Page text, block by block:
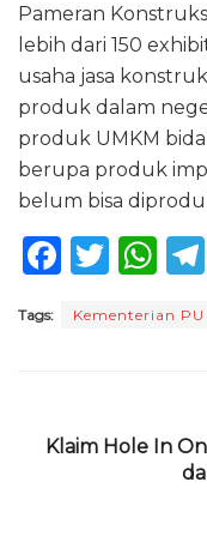
Pameran
lebih dari 150
usaha jasa
produk dalam
produk UMKM
berupa produk
belum bisa
F
c
o
T
it
W
a
p
Tags: Kementerian PU
Klaim Hole In